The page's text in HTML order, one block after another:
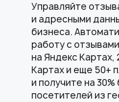
Управляйте
и адресными
бизнеса.
работу с
на Яндекс Картах,
Картах и еще 50+
и получите на
посетителей из